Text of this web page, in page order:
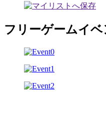
フリーゲームイベ